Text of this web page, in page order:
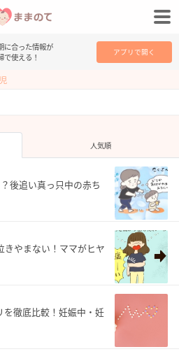
に合った情報が
で使える！
アプリで開く
人気順
後追い真っ只中の赤ち
きやまない！ママがヒヤ
を徹底比較！妊娠中・妊